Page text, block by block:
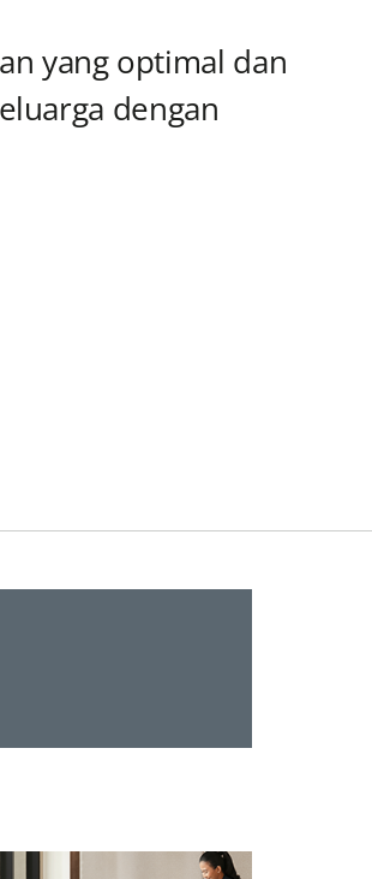
yang optimal dan
dengan